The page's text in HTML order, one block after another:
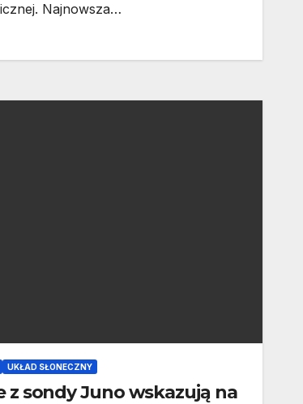
Najnowsza…
UKŁAD SŁONECZNY
z sondy Juno wskazują na